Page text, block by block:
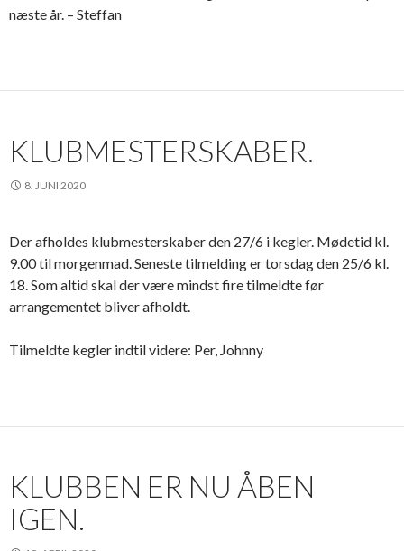
næste år. – Steffan
KLUBMESTERSKABER.
8. JUNI 2020
Der afholdes klubmesterskaber den 27/6 i kegler. Mødetid kl.
9.00 til morgenmad. Seneste tilmelding er torsdag den 25/6 kl.
18. Som altid skal der være mindst fire tilmeldte før
arrangementet bliver afholdt.
Tilmeldte kegler indtil videre: Per, Johnny
KLUBBEN ER NU ÅBEN
IGEN.